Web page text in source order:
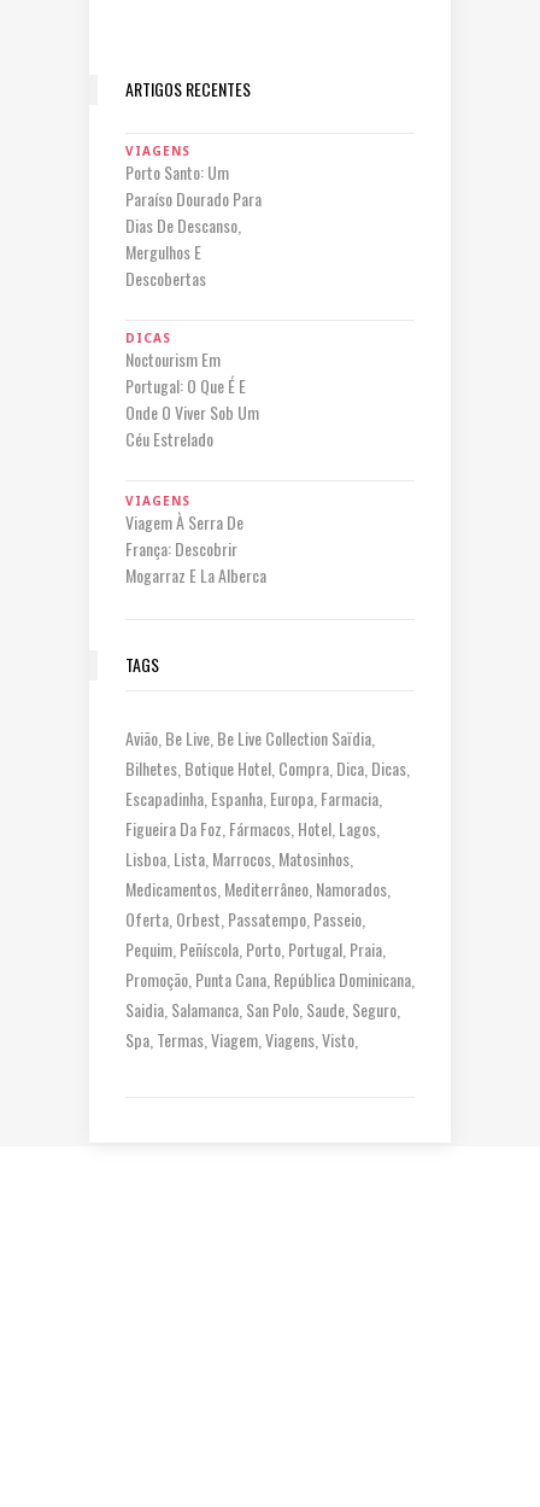
ARTIGOS RECENTES
VIAGENS
Porto Santo: Um
Paraíso Dourado Para
Dias De Descanso,
Mergulhos E
Descobertas
DICAS
Noctourism Em
Portugal: O Que É E
Onde O Viver Sob Um
Céu Estrelado
VIAGENS
Viagem À Serra De
França: Descobrir
Mogarraz E La Alberca
TAGS
Avião Be Live Be Live Collection Saïdia
Bilhetes Botique Hotel Compra Dica Dicas
Escapadinha Espanha Europa Farmacia
Figueira Da Foz Fármacos Hotel Lagos
Lisboa Lista Marrocos Matosinhos
Medicamentos Mediterrâneo Namorados
Oferta Orbest Passatempo Passeio
Pequim Peñíscola Porto Portugal Praia
Promoção Punta Cana República Dominicana
Saidia Salamanca San Polo Saude Seguro
Spa Termas Viagem Viagens Visto